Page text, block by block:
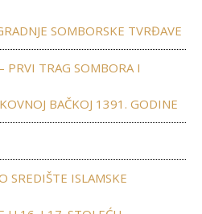
SOMBORSKE TVRĐAVE
PRVI TRAG SOMBORA I
BAČKOJ 1391. GODINE
SREDIŠTE ISLAMSKE